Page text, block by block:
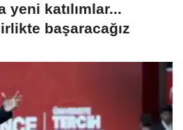
yeni katılımlar...
başaracağız